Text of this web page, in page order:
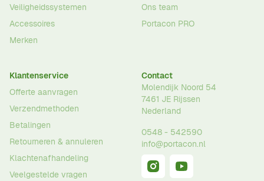
Veiligheidssystemen
Accessoires
Merken
Ons team
Portacon PRO
Klantenservice
Offerte aanvragen
Verzendmethoden
Betalingen
Retourneren & annuleren
Klachtenafhandeling
Veelgestelde vragen
Contact
Molendijk Noord 54
7461 JE Rijssen
Nederland
0548 - 542590
info@portacon.nl